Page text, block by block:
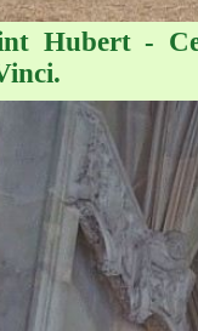
Hubert -